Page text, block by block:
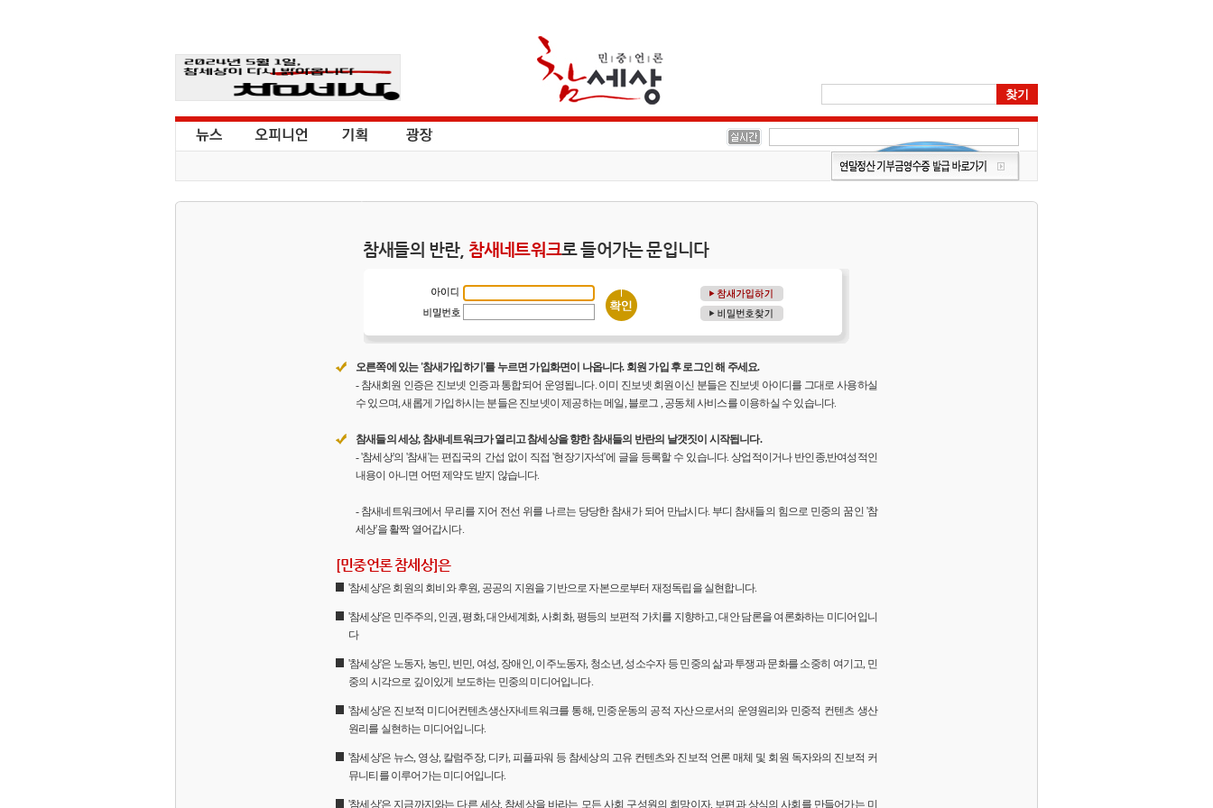
참새들의 반란, 참새네트워크로 들어가는 문입니다
오른쪽에 있는 '참새가입하기'를 누르면 가입화면이 나옵니다. 회원 가입 후 로그인 해 주세요.
- 참새회원 인증은 진보넷 인증과 통합되어 운영됩니다. 이미 진보넷 회원이신 분들은 진보넷 아이디를 그대로 사용하실
수 있으며, 새롭게 가입하시는 분들은 진보넷이 제공하는 메일, 블로그 , 공동체 사비스를 이용하실 수 있습니다.
참새들의 세상, 참새네트워크가 열리고 참세상을 향한 참새들의 반란의 날갯짓이 시작됩니다.
- '참세상'의 '참새'는 편집국의 간섭 없이 직접 '현장기자석'에 글을 등록할 수 있습니다. 상업적이거나 반인종,반여성적인
내용이 아니면 어떤 제약도 받지 않습니다.
- 참새네트워크에서 무리를 지어 전선 위를 나르는 당당한 참새가 되어 만납시다. 부디 참새들의 힘으로 민중의 꿈인 '참
세상'을 활짝 열어갑시다.
[민중언론 참세상]은
'참세상'은 회원의 회비와 후원, 공공의 지원을 기반으로 자본으로부터 재정독립을 실현합니다.
'참세상'은 민주주의, 인권, 평화, 대안세계화, 사회화, 평등의 보편적 가치를 지향하고, 대안 담론을 여론화하는 미디어입니
다
'참세상'은 노동자, 농민, 빈민, 여성, 장애인, 이주노동자, 청소년, 성소수자 등 민중의 삶과 투쟁과 문화를 소중히 여기고, 민
중의 시각으로 깊이있게 보도하는 민중의 미디어입니다.
'참세상'은 진보적 미디어컨텐츠생산자네트워크를 통해, 민중운동의 공적 자산으로서의 운영원리와 민중적 컨텐츠 생산
원리를 실현하는 미디어입니다.
'참세상'은 뉴스, 영상, 칼럼주장, 디카, 피플파워 등 참세상의 고유 컨텐츠와 진보적 언론 매체 및 회원 독자와의 진보적 커
뮤니티를 이루어가는 미디어입니다.
'참세상'은 지금까지와는 다른 세상, 참세상을 바라는 모든 사회 구성원의 희망이자, 보편과 상식의 사회를 만들어가는 미